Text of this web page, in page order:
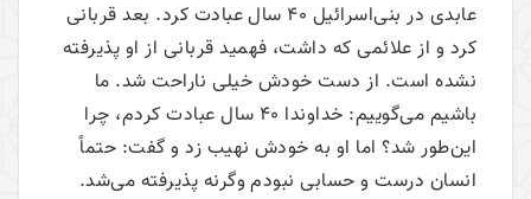
عابدی در بنی‌اسرائیل 40 سال عبادت کرد. بعد قربانی
کرد و از علائمی که داشت، فهمید قربانی از او پذیرفته
نشده است. از دست خودش خیلی ناراحت شد. ما
باشیم می‌گوییم: خداوندا 40 سال عبادت کردم، چرا
این‌طور شد؟ اما او به خودش نهیب زد و گفت: حتماً
انسان درست و حسابی نبودم وگرنه پذیرفته می‌شد.